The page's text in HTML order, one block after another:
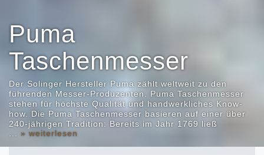
Puma
Taschenmesser
Der Solinger Hersteller Puma zählt weltweit zu den
führenden Messer-Produzenten. Puma Taschenmesser
stehen für höchste Qualität und handwerkliches Know-
how. Die Puma Taschenmesser basieren auf einer über
240-jährigen Tradition: Bereits im Jahr 1769 ließ
Johann Wilhelm Lauterjung die Wildkatze als
» weiterlesen